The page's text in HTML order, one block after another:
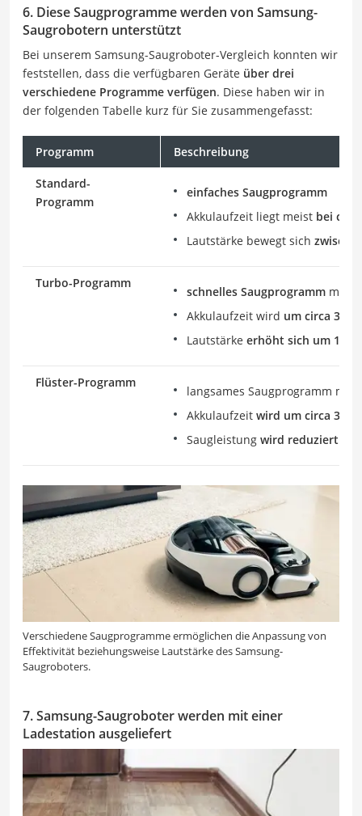
6. Diese Saugprogramme werden von Samsung-
Saugrobotern unterstützt
Bei unserem Samsung-Saugroboter-Vergleich konnten wir
feststellen, dass die verfügbaren Geräte über drei
verschiedene Programme verfügen. Diese haben wir in
der folgenden Tabelle kurz für Sie zusammengefasst:
Programm Beschreibung
Standard-
Programm
einfaches Saugprogramm
Akkulaufzeit liegt meist bei
Lautstärke bewegt sich
Turbo-Programm
schnelles Saugprogramm mit
Akkulaufzeit wird um circa 30
Lautstärke erhöht sich um 10
Flüster-Programm
langsames Saugprogramm mit
Akkulaufzeit wird um circa 30
Saugleistung wird reduziert
Verschiedene Saugprogramme ermöglichen die Anpassung von
Effektivität beziehungsweise Lautstärke des Samsung-
Saugroboters.
7. Samsung-Saugroboter werden mit einer
Ladestation ausgeliefert